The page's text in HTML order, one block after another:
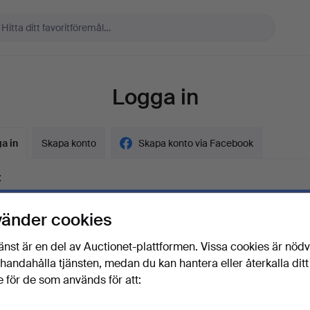
Logga in
in Skapa konto Skapa konto via Facebook
Visa lösenord i
cookies
är en del av Auctionet-plattformen. Vissa cookies är
tjänsten, medan du kan hantera eller återkalla ditt
för de som används för att: